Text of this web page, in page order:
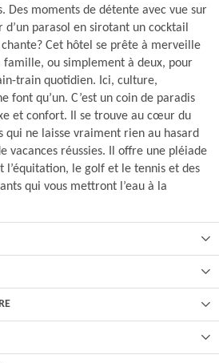
Des moments de détente avec vue sur
parasol en sirotant un cocktail
Cet hôtel se prête à merveille
famille, ou simplement à deux, pour
train quotidien. Ici, culture,
font qu’un. C’est un coin de paradis
et confort. Il se trouve au cœur du
qui ne laisse vraiment rien au hasard
vacances réussies. Il offre une pléiade
l’équitation, le golf et le tennis et des
qui vous mettront l’eau à la